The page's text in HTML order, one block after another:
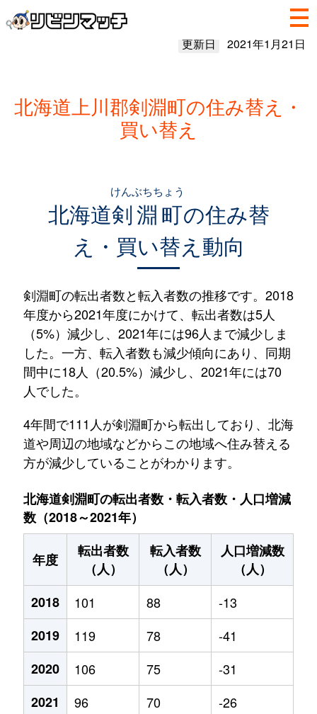
更新日 2021年1月21日
北海道上川郡剣淵町の住み替え・
買い替え
北海道剣淵町
けんぶちちょう
の住み替
え・買い替え動向
剣淵町の転出者数と転入者数の推移です。2018
年度から2021年度にかけて、転出者数は5人
（5%）減少し、2021年には96人まで減少しま
した。一方、転入者数も減少傾向にあり、同期
間中に18人（20.5%）減少し、2021年には70
人でした。
4年間で111人が剣淵町から転出しており、北海
道や周辺の地域などからこの地域へ住み替える
方が減少していることがわかります。
北海道剣淵町の転出者数・転入者数・人口増減
数（2018～2021年）
年度
転出者数
（人）
転入者数
（人）
人口増減数
（人）
2018
101 88
-13
2019
119 78
-41
2020
106 75
-31
2021
96 70 -26